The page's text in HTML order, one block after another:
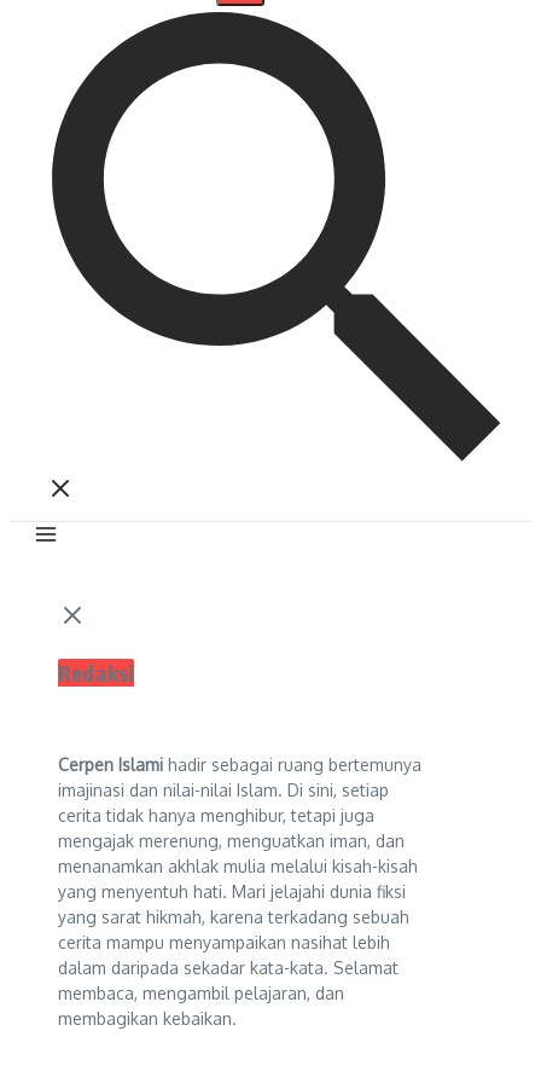
Redaksi
Cerpen Islami hadir sebagai ruang bertemunya
imajinasi dan nilai-nilai Islam. Di sini, setiap
cerita tidak hanya menghibur, tetapi juga
mengajak merenung, menguatkan iman, dan
menanamkan akhlak mulia melalui kisah-kisah
yang menyentuh hati. Mari jelajahi dunia fiksi
yang sarat hikmah, karena terkadang sebuah
cerita mampu menyampaikan nasihat lebih
dalam daripada sekadar kata-kata. Selamat
membaca, mengambil pelajaran, dan
membagikan kebaikan.